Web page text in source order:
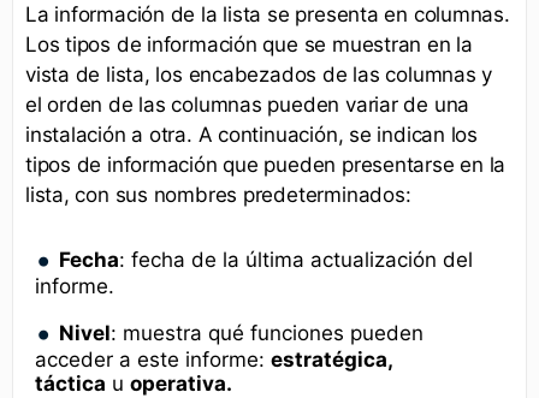
La información de la lista se presenta en columnas.
Los tipos de información que se muestran en la
vista de lista, los encabezados de las columnas y
el orden de las columnas pueden variar de una
instalación a otra. A continuación, se indican los
tipos de información que pueden presentarse en la
lista, con sus nombres predeterminados:
Fecha: fecha de la última actualización del
informe.
Nivel: muestra qué funciones pueden
acceder a este informe: estratégica,
táctica u operativa.